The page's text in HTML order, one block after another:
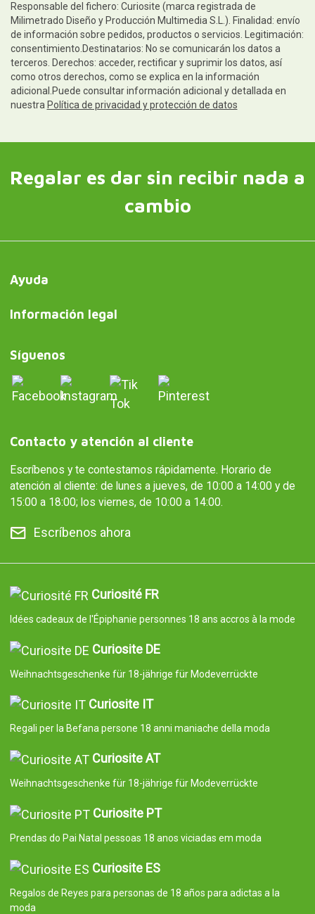
Responsable del fichero: Curiosite (marca registrada de
Milimetrado Diseño y Producción Multimedia S.L.). Finalidad: envío
de información sobre pedidos, productos o servicios. Legitimación:
consentimiento.Destinatarios: No se comunicarán los datos a
terceros. Derechos: acceder, rectificar y suprimir los datos, así
como otros derechos, como se explica en la información
adicional.Puede consultar información adicional y detallada en
nuestra Política de privacidad y protección de datos
Regalar es dar sin recibir nada a
cambio
Ayuda
Información legal
Síguenos
Contacto y atención al cliente
Escríbenos y te contestamos rápidamente. Horario de
atención al cliente: de lunes a jueves, de 10:00 a 14:00 y de
15:00 a 18:00; los viernes, de 10:00 a 14:00.
Escríbenos ahora
Curiosité FR
Idées cadeaux de l'Épiphanie personnes 18 ans accros à la mode
Curiosite DE
Weihnachtsgeschenke für 18-jährige für Modeverrückte
Curiosite IT
Regali per la Befana persone 18 anni maniache della moda
Curiosite AT
Weihnachtsgeschenke für 18-jährige für Modeverrückte
Curiosite PT
Prendas do Pai Natal pessoas 18 anos viciadas em moda
Curiosite ES
Regalos de Reyes para personas de 18 años para adictas a la
moda